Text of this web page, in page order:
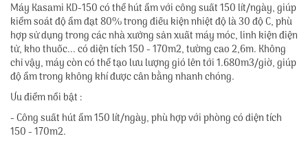
Máy Kasami KD-150 có thể hút ẩm với công suất 150 lít/ngày, giúp
kiểm soát độ ẩm đạt 80% trong điều kiện nhiệt độ là 30 độ C, phù
hợp sử dụng trong các nhà xưởng sản xuất máy móc, linh kiện điện
tử, kho thuốc... có diện tích 150 - 170m2, tường cao 2,6m. Không
chỉ vậy, máy còn có thể tạo lưu lượng gió lên tới 1.680m3/giờ, giúp
độ ẩm trong không khí được cân bằng nhanh chóng.
Ưu điểm nổi bật :
- Công suất hút ẩm 150 lít/ngày, phù hợp với phòng có diện tích
150 - 170m2.